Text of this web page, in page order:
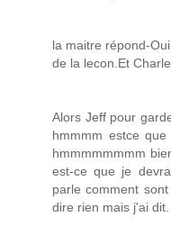
la maitre répond-
de la lecon.Et
Alors Jeff pour
hmmmm estce
hmmmmmmmm
est-ce que je
parle comment
dire rien mais j'ai dit.